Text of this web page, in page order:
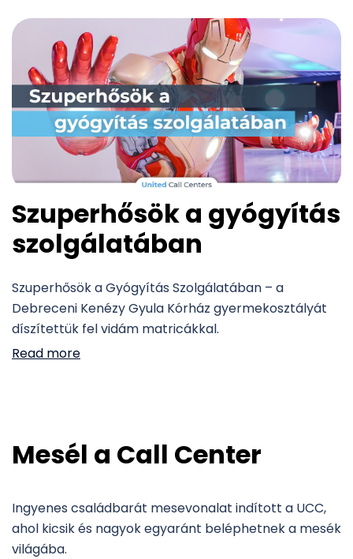
Szuperhősök a gyógyítás
szolgálatában
Szuperhősök a Gyógyítás Szolgálatában – a
Debreceni Kenézy Gyula Kórház gyermekosztályát
díszítettük fel vidám matricákkal.
Read more
Mesél a Call Center
Ingyenes családbarát mesevonalat indított a UCC,
ahol kicsik és nagyok egyaránt beléphetnek a mesék
világába.